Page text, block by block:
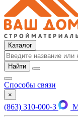
Каталог
Найти
Способы связи
×
(863) 310-000-3